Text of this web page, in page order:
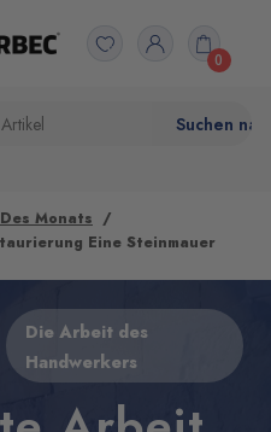
0
Monats
Eine Steinmauer
Die Arbeit des
Handwerkers